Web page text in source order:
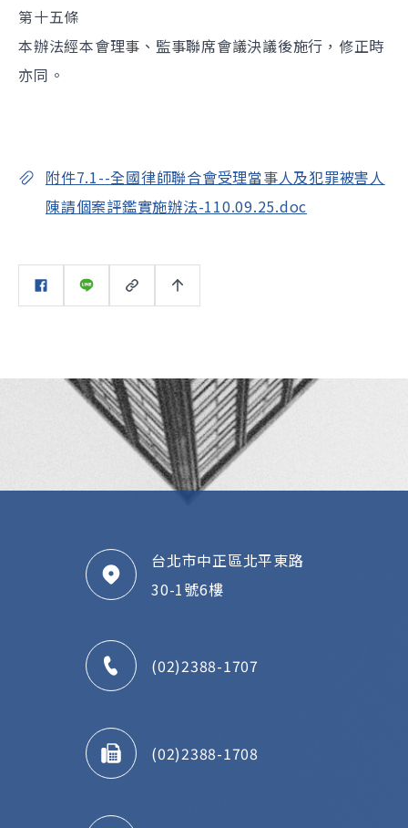
第十五條
本辦法經本會理事、監事聯席會議決議後施行，修正時
亦同。
附件7.1--全國律師聯合會受理當事人及犯罪被害人
陳請個案評鑑實施辦法-110.09.25.doc
台北市中正區北平東路
30-1號6樓
(02)2388-1707
(02)2388-1708